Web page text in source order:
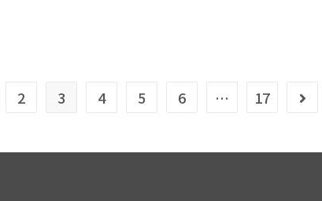
2 3 4 5 6 … 17